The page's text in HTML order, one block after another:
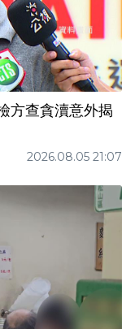
方查貪瀆意外揭
2026.08.05 21:07